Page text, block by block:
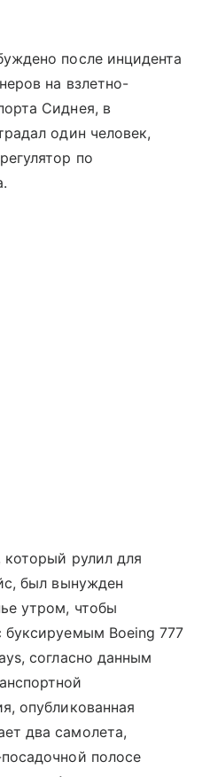
после инцидента
на взлетно-
Сиднея, в
один человек,
по
рулил для
был вынужден
утром, чтобы
буксируемым Boeing 777
согласно данным
опубликованная
два самолета,
полосе